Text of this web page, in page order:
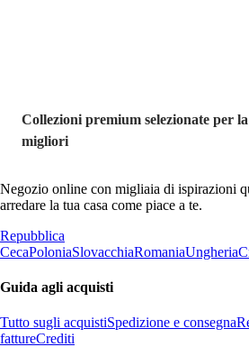
Collezioni premium selezionate per
migliori
Negozio online con migliaia di ispirazioni
arredare la tua casa come piace a te.
Repubblica
CecaPoloniaSlovacchiaRomaniaUngheria
Guida agli acquisti
Tutto sugli acquistiSpedizione e consegna
fattureCrediti